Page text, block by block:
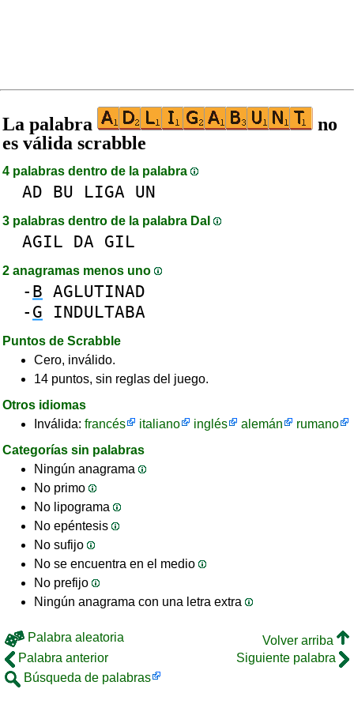
La palabra
no
es válida scrabble
4 palabras dentro de la palabra
AD BU LIGA UN
3 palabras dentro de la palabra DaI
AGIL DA GIL
2 anagramas menos uno
- B AGLUTINAD
- G INDULTABA
Puntos de Scrabble
Cero, inválido.
14 puntos, sin reglas del juego.
Otros idiomas
Inválida: francés italiano inglés alemán
rumano
Categorías sin palabras
Ningún anagrama
No primo
No lipograma
No epéntesis
No sufijo
No se encuentra en el medio
No prefijo
Ningún anagrama con una letra extra
Palabra aleatoria
Volver arriba
Palabra anterior
Siguiente palabra
Búsqueda de palabras